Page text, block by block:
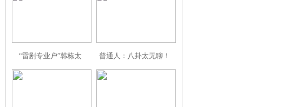
“雷剧专业户”韩栋太 普通人：八卦太无聊！